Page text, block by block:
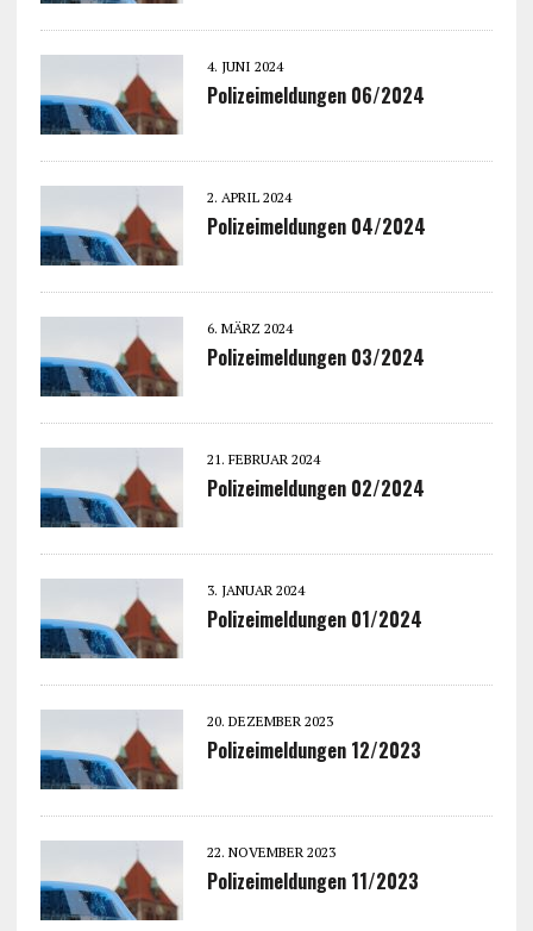
4. JUNI 2024
Polizeimeldungen 06/2024
2. APRIL 2024
Polizeimeldungen 04/2024
6. MÄRZ 2024
Polizeimeldungen 03/2024
21. FEBRUAR 2024
Polizeimeldungen 02/2024
3. JANUAR 2024
Polizeimeldungen 01/2024
20. DEZEMBER 2023
Polizeimeldungen 12/2023
22. NOVEMBER 2023
Polizeimeldungen 11/2023